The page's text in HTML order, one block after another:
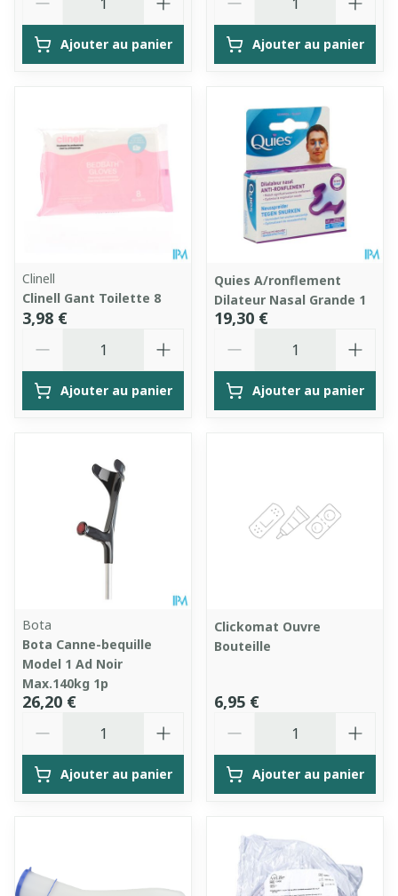
Ajouter au panier Ajouter au panier
Clinell
Clinell Gant Toilette 8
3,98 €
Ajouter au panier
Quies A/ronflement
Dilateur Nasal Grande 1
19,30 €
Ajouter au panier
Bota
Bota Canne-bequille
Model 1 Ad Noir
Max.140kg 1p
26,20 €
Ajouter au panier
Clickomat Ouvre
Bouteille
6,95 €
Ajouter au panier